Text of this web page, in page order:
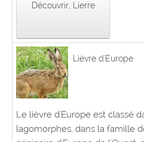
Découvrir, Lierre
Lièvre d'Europe
Le lièvre d'Europe est classé
lagomorphes, dans la famille